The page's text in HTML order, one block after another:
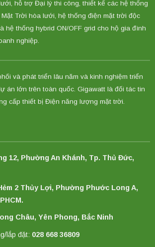
hỗ trợ Đại lý thi công, thiết kế các hệ thống
Trời hòa lưới, hệ thống điện mặt trời độc
hệ thống hybrid ON/OFF grid cho hộ gia đình
nghiệp.
và phát triển lâu năm và kinh nghiệm triển
án lớn trên toàn quốc. Gigawatt là đối tác tin
cấp thiết bị Điện năng lượng mặt trời.
12, Phường An Khánh, Tp. Thủ Đức,
2 Thủy Lợi, Phường Phước Long A,
Châu, Yên Phong, Bắc Ninh
lắp đặt: 028 668 36809